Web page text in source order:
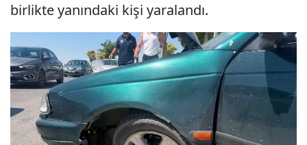
birlikte yanındaki kişi yaralandı.